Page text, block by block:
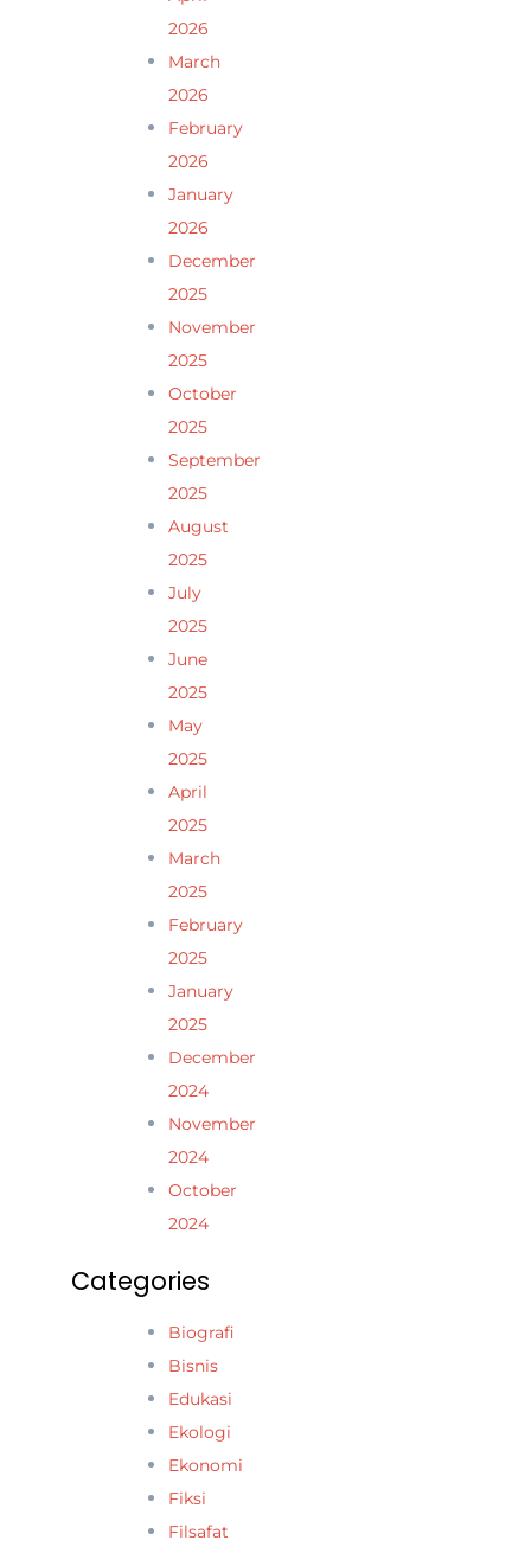
2026
March
2026
February
2026
January
2026
December
2025
November
2025
October
2025
September
2025
August
2025
July
2025
June
2025
May
2025
April
2025
March
2025
February
2025
January
2025
December
2024
November
2024
October
2024
Categories
Biografi
Bisnis
Edukasi
Ekologi
Ekonomi
Fiksi
Filsafat